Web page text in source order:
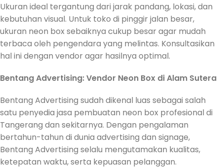
Ukuran ideal tergantung dari jarak pandang, lokasi, dan
kebutuhan visual. Untuk toko di pinggir jalan besar,
ukuran neon box sebaiknya cukup besar agar mudah
terbaca oleh pengendara yang melintas. Konsultasikan
hal ini dengan vendor agar hasilnya optimal.
Bentang Advertising: Vendor Neon Box di Alam Sutera
Bentang Advertising sudah dikenal luas sebagai salah
satu penyedia jasa pembuatan neon box profesional di
Tangerang dan sekitarnya. Dengan pengalaman
bertahun-tahun di dunia advertising dan signage,
Bentang Advertising selalu mengutamakan kualitas,
ketepatan waktu, serta kepuasan pelanggan.